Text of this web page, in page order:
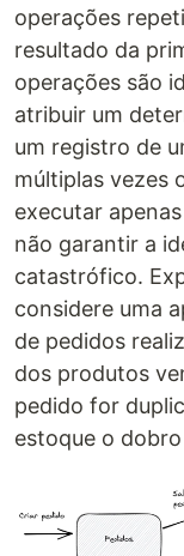
operações
resultado da
operações são
atribuir um
um registro de
múltiplas vezes
executar
não garantir a
catastrófico.
considere uma
de pedidos
dos produtos
pedido for
estoque o